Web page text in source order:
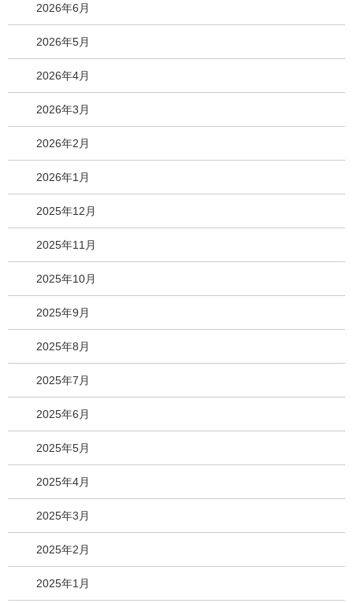
2026年6月
2026年5月
2026年4月
2026年3月
2026年2月
2026年1月
2025年12月
2025年11月
2025年10月
2025年9月
2025年8月
2025年7月
2025年6月
2025年5月
2025年4月
2025年3月
2025年2月
2025年1月